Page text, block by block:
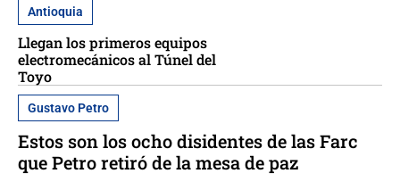
Antioquia
Llegan los primeros equipos
electromecánicos al Túnel del
Toyo
Gustavo Petro
Estos son los ocho disidentes de las Farc
que Petro retiró de la mesa de paz